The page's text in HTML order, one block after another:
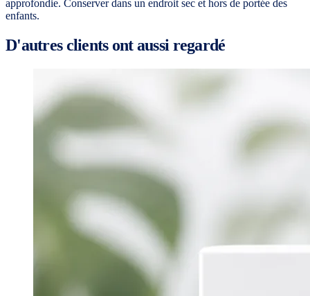
approfondie. Conserver dans un endroit sec et hors de portée des
enfants.
D'autres clients ont aussi regardé